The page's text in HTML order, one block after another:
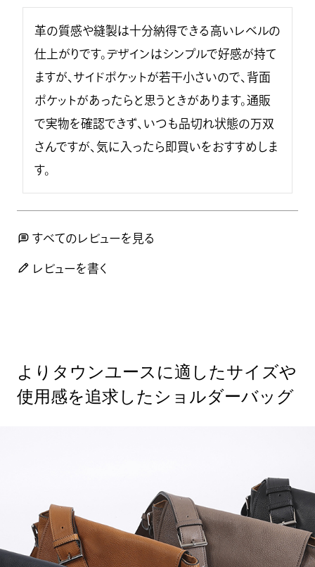
革の質感や縫製は十分納得できる高いレベルの
仕上がりです。デザインはシンプルで好感が持て
ますが、サイドポケットが若干小さいので、背面
ポケットがあったらと思うときがあります。通販
で実物を確認できず、いつも品切れ状態の万双
さんですが、気に入ったら即買いをおすすめしま
す。
すべてのレビューを見る
レビューを書く
よりタウンユースに適したサイズや
使用感を追求したショルダーバッグ